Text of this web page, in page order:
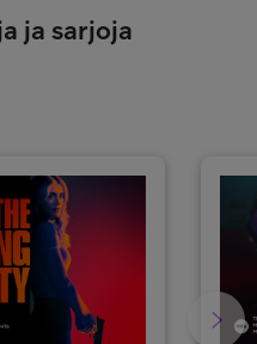
ja sarjoja